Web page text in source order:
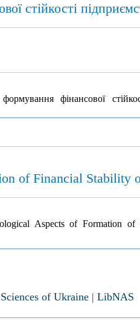
стійкості
фінансової
of Financial Stability
Aspects of Formation of
of Ukraine | LibNAS